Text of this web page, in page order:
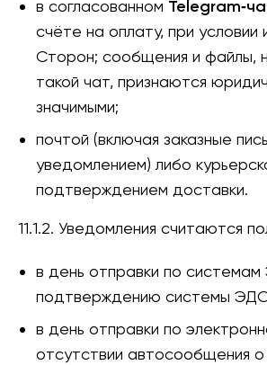
в согласованном
счёте на оплату, при условии
Сторон; сообщения и файлы,
такой чат, признаются
значимыми;
почтой (включая заказные
уведомлением) либо
подтверждением доставки.
11.1.2. Уведомления считаются
в день отправки по
подтверждению системы
в день отправки по
отсутствии автосообщения